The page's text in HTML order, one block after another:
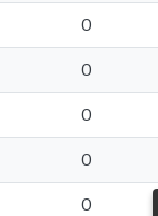
0
0
0
0
0